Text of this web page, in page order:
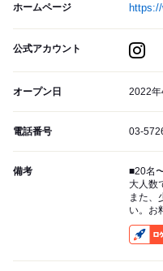
ホームページ
公式アカウント
オープン日 2022年
電話番号 03-
備考
■20名
大人数
また、
い。お